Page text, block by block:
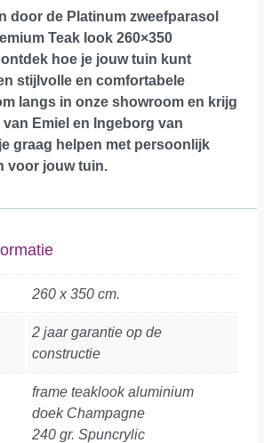
door de Platinum zweefparasol
Teak look 260×350
hoe je jouw tuin kunt
stijlvolle en comfortabele
langs in onze showroom en krijg
Emiel en Ingeborg van
graag helpen met persoonlijk
voor jouw tuin.
260 x 350 cm.
2 jaar garantie op de
constructie
frame teaklook aluminium
doek Champagne
240 gr. Spuncrylic